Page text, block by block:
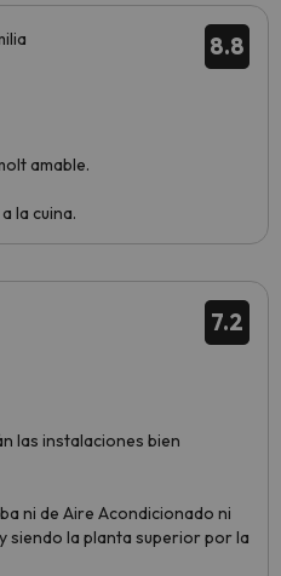
8.8
amable.
la cuina.
7.2
las instalaciones bien
ni de Aire Acondicionado ni
siendo la planta superior por la